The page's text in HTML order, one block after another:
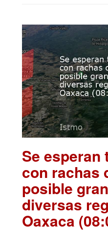
Se esperan
con rachas
posible
diversas
Oaxaca